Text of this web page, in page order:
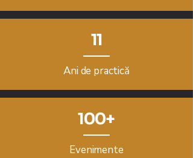
11
Ani de practică
100+
Evenimente